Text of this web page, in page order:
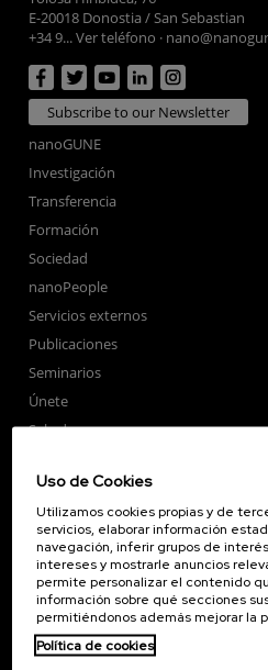
E-20018 Donostia / San Sebastian
+34 9... Ver teléfono ·
Subscribe to our Newsletter
nanoGUNE
Investigación
Transferencia
Formación
Sociedad
nanoPeople
Servicios externos
Publicaciones
Seminarios
Únete
Sala de prensa
Corporate Compliance
Nanomagnetismo
Nanoóptica
Autoensamblado
Nanobiosistemas
Nanodispositivos
Microscopía Electrónica
Uso de Cookies
Utilizamos cookies propias y de
servicios, elaborar información
navegación, inferir grupos de
intereses y mostrarle anuncios
permite personalizar el contenido
información sobre qué secciones
permitiéndonos además mejorar la
Política de cookies